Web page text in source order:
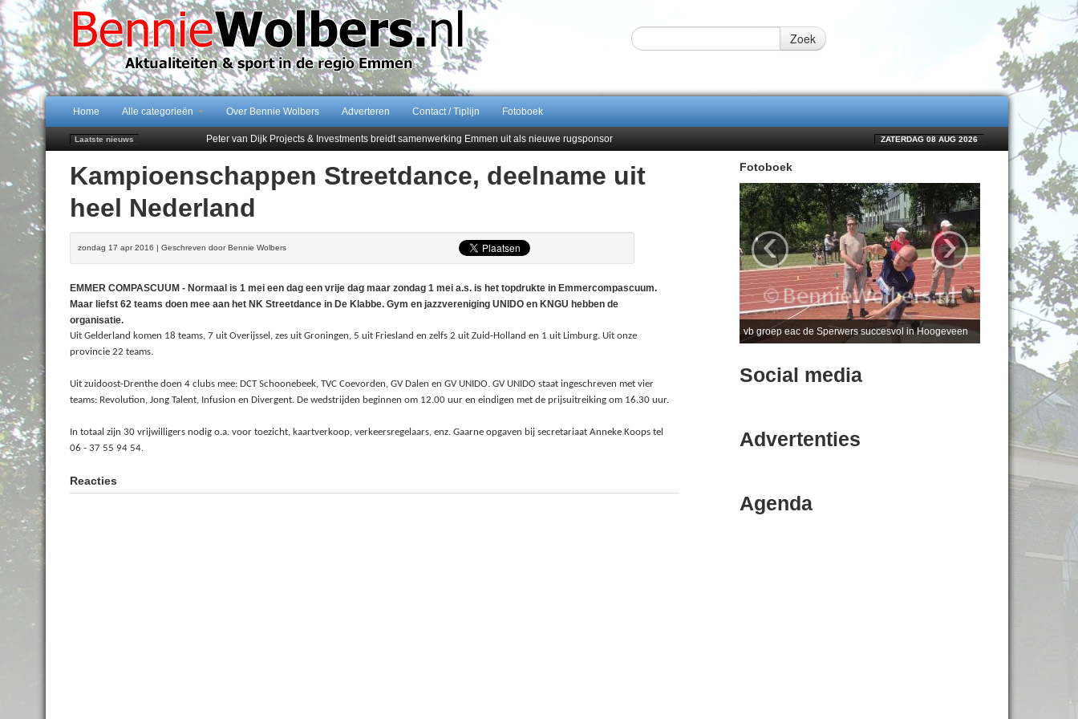
Zoek
Home Alle categorieën Over Bennie Wolbers Adverteren Contact / Tiplijn Fotoboek
Laatste nieuws
Peter van Dijk Projects & Investments breidt samenwerking Emmen uit als nieuwe rugsponsor
102 kaarsen voor eeuwling Mieke Sijbom-Maatje
Emmen wint op Open Dag overtuigend van Almere City
Treffer van Quispel bezorgt FC Emmen droomstart
ZATERDAG 08 AUG 2026
Kampioenschappen Streetdance, deelname uit
heel Nederland
zondag 17 apr 2016 | Geschreven door Bennie Wolbers
EMMER COMPASCUUM - Normaal is 1 mei een dag een vrije dag maar zondag 1 mei a.s. is het topdrukte in Emmercompascuum.
Maar liefst 62 teams doen mee aan het NK Streetdance in De Klabbe. Gym en jazzvereniging UNIDO en KNGU hebben de
organisatie.
Uit Gelderland komen 18 teams, 7 uit Overijssel, zes uit Groningen, 5 uit Friesland en zelfs 2 uit Zuid-Holland en 1 uit Limburg. Uit onze
provincie 22 teams.
Uit zuidoost-Drenthe doen 4 clubs mee: DCT Schoonebeek, TVC Coevorden, GV Dalen en GV UNIDO. GV UNIDO staat ingeschreven met vier
teams: Revolution, Jong Talent, Infusion en Divergent. De wedstrijden beginnen om 12.00 uur en eindigen met de prijsuitreiking om 16.30 uur.
In totaal zijn 30 vrijwilligers nodig o.a. voor toezicht, kaartverkoop, verkeersregelaars, enz. Gaarne opgaven bij secretariaat Anneke Koops tel
06 - 37 55 94 54.
Reacties
Fotoboek
vb groep eac de Sperwers succesvol in Hoogeveen
‹ ›
Social media
Advertenties
Agenda